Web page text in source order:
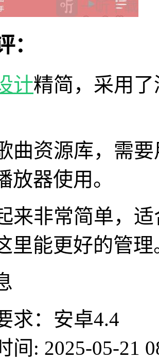
：
计精简，采用
曲资源库，需
放器使用。
来非常简单，
里能更好的管理
求：安卓4.4
间: 2025-05-21